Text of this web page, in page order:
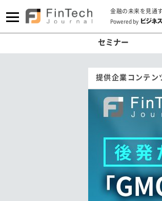
金融の未来を見通
Powered by
セミナー
提供企業コンテン